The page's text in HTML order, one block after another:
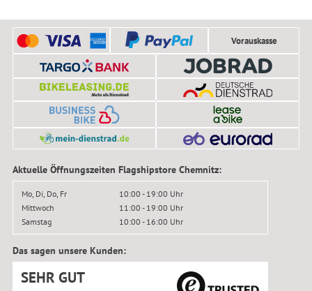
Vorauskasse
Aktuelle Öffnungszeiten Flagshipstore Chemnitz:
Mo, Di, Do, Fr
10:00 - 19:00 Uhr
Mittwoch
11:00 - 19:00 Uhr
Samstag
10:00 - 16:00 Uhr
Das sagen unsere Kunden:
SEHR GUT